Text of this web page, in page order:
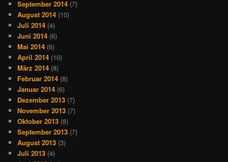
September 2014 (7)
August 2014 (10)
Juli 2014 (4)
Juni 2014 (6)
Mai 2014 (6)
April 2014 (10)
März 2014 (8)
Februar 2014 (8)
Januar 2014 (6)
Dezember 2013 (7)
November 2013 (7)
Oktober 2013 (8)
September 2013 (7)
August 2013 (3)
Juli 2013 (4)